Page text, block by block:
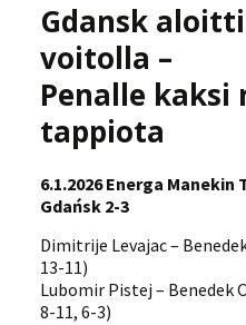
Gdansk
voitolla –
Penalle kaksi
tappiota
6.1.2026 Energa Manekin
Gdańsk 2-3
Dimitrije Levajac –
13-11)
Lubomir Pistej – Benedek
8-11, 6-3)